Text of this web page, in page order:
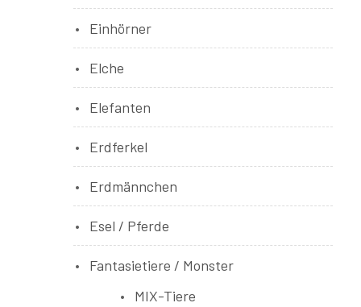
Einhörner
Elche
Elefanten
Erdferkel
Erdmännchen
Esel / Pferde
Fantasietiere / Monster
MIX-Tiere